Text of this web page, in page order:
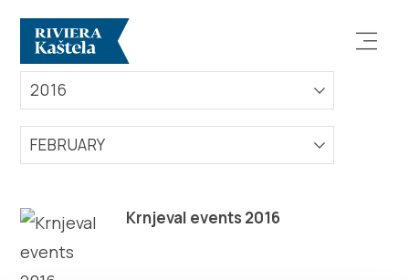
Explore
Destination
EVENTS
2016
FEBRUARY
Krnjeval events 2016